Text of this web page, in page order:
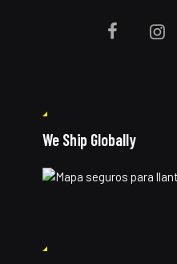
We Ship Globally